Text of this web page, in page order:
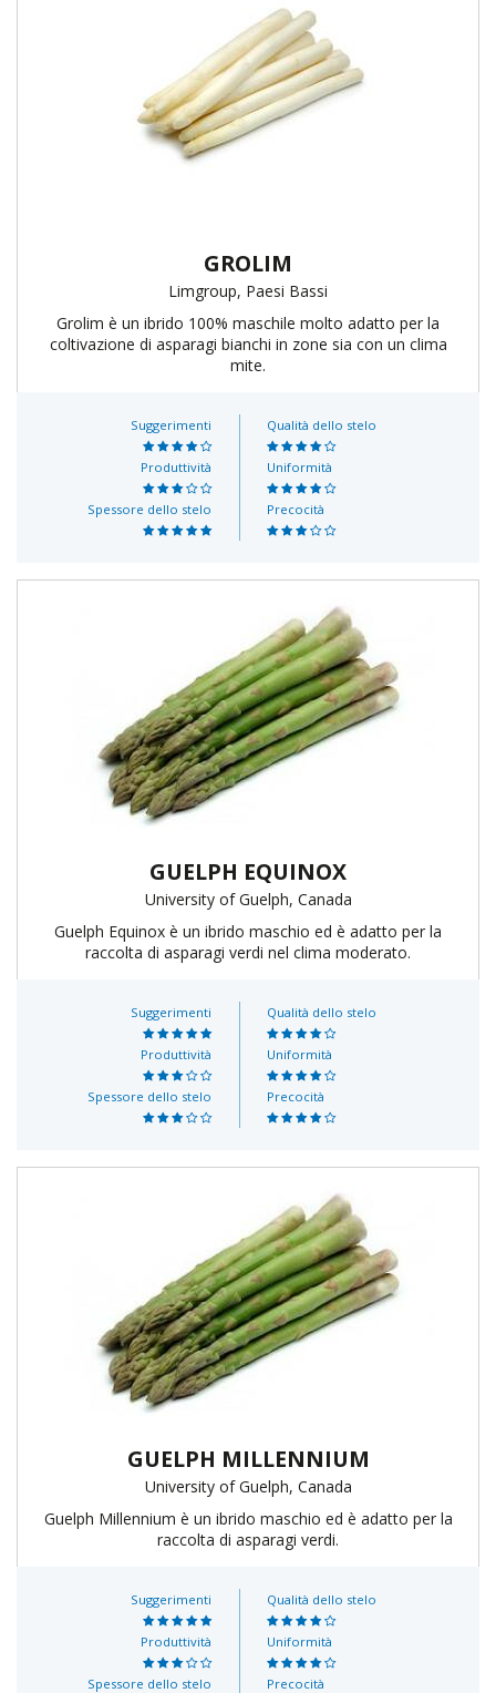
GROLIM
Limgroup, Paesi Bassi
Grolim è un ibrido 100% maschile molto adatto per la
coltivazione di asparagi bianchi in zone sia con un clima
mite.
Suggerimenti
Produttività
Spessore dello stelo
Qualità dello stelo
Uniformità
Precocità
GUELPH EQUINOX
University of Guelph, Canada
Guelph Equinox è un ibrido maschio ed è adatto per la
raccolta di asparagi verdi nel clima moderato.
Suggerimenti
Produttività
Spessore dello stelo
Qualità dello stelo
Uniformità
Precocità
GUELPH MILLENNIUM
University of Guelph, Canada
Guelph Millennium è un ibrido maschio ed è adatto per la
raccolta di asparagi verdi.
Suggerimenti
Produttività
Spessore dello stelo
Qualità dello stelo
Uniformità
Precocità